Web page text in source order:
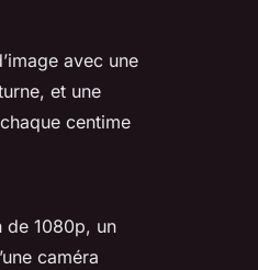
avec une
et une
centime
de 1080p, un
caméra